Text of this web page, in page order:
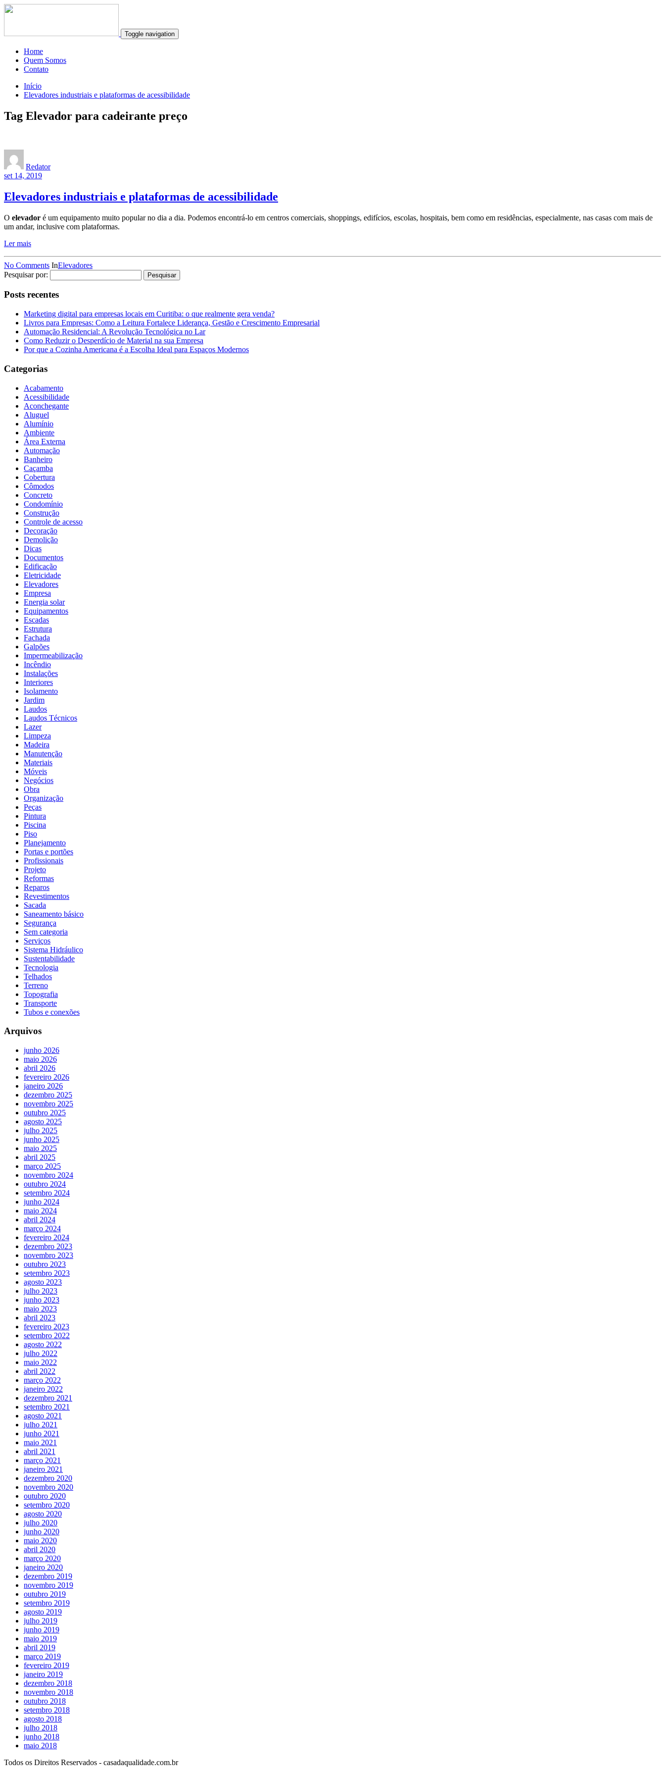
Toggle navigation
Home
Quem Somos
Contato
Início
Elevadores industriais e plataformas de acessibilidade
Tag Elevador para cadeirante preço
Redator
set 14, 2019
Elevadores industriais e plataformas de acessibilidade
O elevador é um equipamento muito popular no dia a dia. Podemos encontrá-lo em centros comerciais, shoppings, edifícios, escolas, hospitais, bem como em residências, especialmente, nas casas com mais de
um andar, inclusive com plataformas.
Ler mais
No Comments InElevadores
Pesquisar por:
Posts recentes
Marketing digital para empresas locais em Curitiba: o que realmente gera venda?
Livros para Empresas: Como a Leitura Fortalece Liderança, Gestão e Crescimento Empresarial
Automação Residencial: A Revolução Tecnológica no Lar
Como Reduzir o Desperdício de Material na sua Empresa
Por que a Cozinha Americana é a Escolha Ideal para Espaços Modernos
Categorias
Acabamento
Acessibilidade
Aconchegante
Aluguel
Alumínio
Ambiente
Área Externa
Automação
Banheiro
Caçamba
Cobertura
Cômodos
Concreto
Condomínio
Construção
Controle de acesso
Decoração
Demolição
Dicas
Documentos
Edificação
Eletricidade
Elevadores
Empresa
Energia solar
Equipamentos
Escadas
Estrutura
Fachada
Galpões
Impermeabilização
Incêndio
Instalações
Interiores
Isolamento
Jardim
Laudos
Laudos Técnicos
Lazer
Limpeza
Madeira
Manutenção
Materiais
Móveis
Negócios
Obra
Organização
Peças
Pintura
Piscina
Piso
Planejamento
Portas e portões
Profissionais
Projeto
Reformas
Reparos
Revestimentos
Sacada
Saneamento básico
Segurança
Sem categoria
Serviços
Sistema Hidráulico
Sustentabilidade
Tecnologia
Telhados
Terreno
Topografia
Transporte
Tubos e conexões
Arquivos
junho 2026
maio 2026
abril 2026
fevereiro 2026
janeiro 2026
dezembro 2025
novembro 2025
outubro 2025
agosto 2025
julho 2025
junho 2025
maio 2025
abril 2025
março 2025
novembro 2024
outubro 2024
setembro 2024
junho 2024
maio 2024
abril 2024
março 2024
fevereiro 2024
dezembro 2023
novembro 2023
outubro 2023
setembro 2023
agosto 2023
julho 2023
junho 2023
maio 2023
abril 2023
fevereiro 2023
setembro 2022
agosto 2022
julho 2022
maio 2022
abril 2022
março 2022
janeiro 2022
dezembro 2021
setembro 2021
agosto 2021
julho 2021
junho 2021
maio 2021
abril 2021
março 2021
janeiro 2021
dezembro 2020
novembro 2020
outubro 2020
setembro 2020
agosto 2020
julho 2020
junho 2020
maio 2020
abril 2020
março 2020
janeiro 2020
dezembro 2019
novembro 2019
outubro 2019
setembro 2019
agosto 2019
julho 2019
junho 2019
maio 2019
abril 2019
março 2019
fevereiro 2019
janeiro 2019
dezembro 2018
novembro 2018
outubro 2018
setembro 2018
agosto 2018
julho 2018
junho 2018
maio 2018
Todos os Direitos Reservados - casadaqualidade.com.br